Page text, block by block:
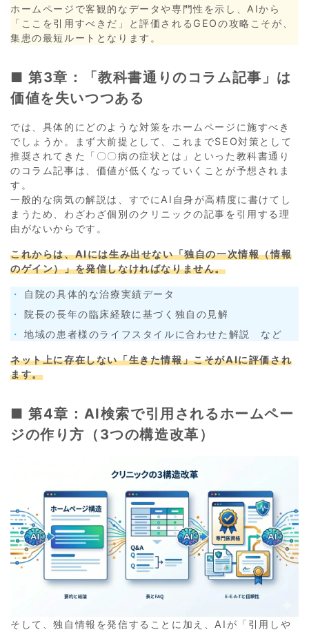
ホームページで客観的なデータや専門性を示し、AIから
「ここを引用すべきだ」と評価されるGEOの攻略こそが、
集患の最短ルートとなります。
■ 第3章：「教科書通りのコラム記事」は
価値を失いつつある
では、具体的にどのような対策をホームページに施すべき
でしょうか。まず大前提として、これまでSEO対策として
推奨されてきた「〇〇病の症状とは」といった教科書通り
のコラム記事は、価値が低くなっていくことが予想されま
す。
一般的な病気の解説は、すでにAI自身が高精度に書けてし
まうため、わざわざ個別のクリニックの記事を引用する理
由がないからです。
これからは、AIには生み出せない「独自の一次情報（情報
のゲイン）」を発信しなければなりません。
自院の具体的な治療実績データ
院長の長年の臨床経験に基づく独自の見解
地域の患者様のライフスタイルに合わせた解説 など
ネット上に存在しない「生きた情報」こそがAIに評価され
ます。
■ 第4章：AI検索で引用されるホームペー
ジの作り方（3つの構造改革）
そして、独自情報を発信することに加え、AIが「引用しや